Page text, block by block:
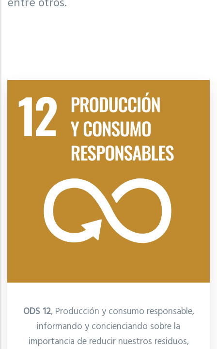
ODS 12, Producción y consumo responsable,
informando y concienciando sobre la
importancia de reducir nuestros residuos,